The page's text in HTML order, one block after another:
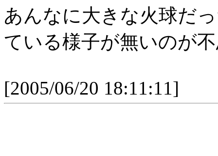
あんなに大きな火球だ
ている様子が無いのが
[2005/06/20 18:11:11]